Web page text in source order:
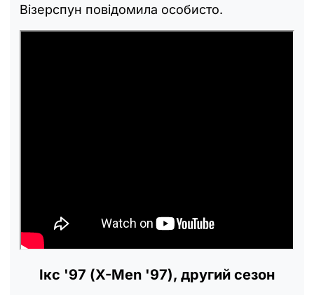
Візерспун повідомила особисто.
Ікс '97 (X-Men '97), другий сезон